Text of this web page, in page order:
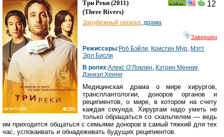
12
Три Реки (2011)
(Three Rivers)
Зарубежный сериал драма
Завершён
Режиссеры:Роб Бэйли Кристин Мур Мэтт
Эрл Бисли
В ролях:Алекс О’Локлин Кэтрин Менниг,
Дэниэл Хенни
Медицинская драма о мире хирургов,
трансплантологии, доноров органов и
реципиентов, о мире, в котором на счету
каждая секунда. Хирургам надо уметь не
только обращаться со скальпелем — ведь
им приходится общаться с семьями доноров в самый тяжкий для тех
час, успокаивать и обнадеживать будущих реципиентов.